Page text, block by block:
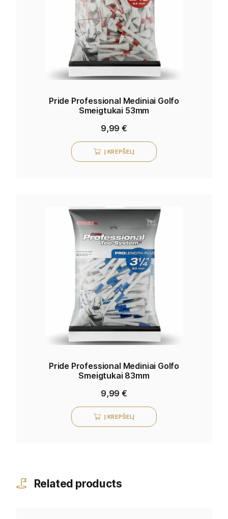
Pride Professional Mediniai Golfo
Smeigtukai 53mm
9,99€
Į KREPŠELĮ
Pride Professional Mediniai Golfo
Smeigtukai 83mm
9,99€
Į KREPŠELĮ
Related products